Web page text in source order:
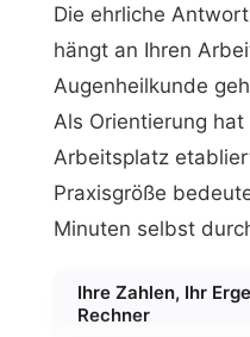
Die ehrliche
hängt an Ihren
Augenheilkunde
Als Orientierung
Arbeitsplatz
Praxisgröße
Minuten selbst
Ihre Zahlen, Ihr
Rechner